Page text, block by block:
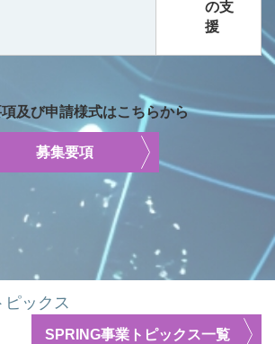
の支
援
及び申請様式はこちらから
募集要項
ピックス
SPRING事業 トピックス一覧